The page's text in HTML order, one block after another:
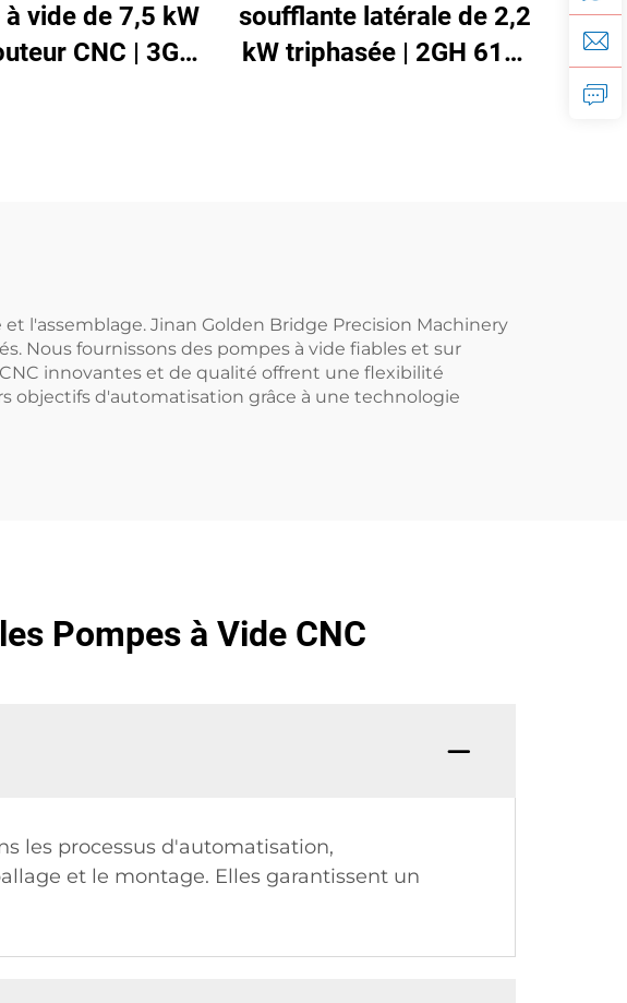
vide de 7,5 kW
CNC | 3GH
soufflante latérale de 2,2
kW triphasée | 2GH 610-
l'assemblage. Jinan Golden Bridge Precision Machinery
Nous fournissons des pompes à vide fiables et sur
innovantes et de qualité offrent une flexibilité
objectifs d'automatisation grâce à une technologie
Pompes à Vide CNC
les processus d'automatisation,
et le montage. Elles garantissent un